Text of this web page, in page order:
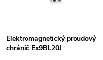
p
s
Elektromagnetický proudový
chránič Ex9BL20J